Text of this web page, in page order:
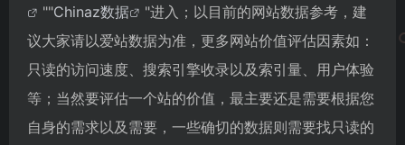
""Chinaz数据
"进入；以目前的网站数据参考，建
议大家请以爱站数据为准，更多网站价值评估因素如：
只读的访问速度、搜索引擎收录以及索引量、用户体验
等；当然要评估一个站的价值，最主要还是需要根据您
自身的需求以及需要，一些确切的数据则需要找只读的